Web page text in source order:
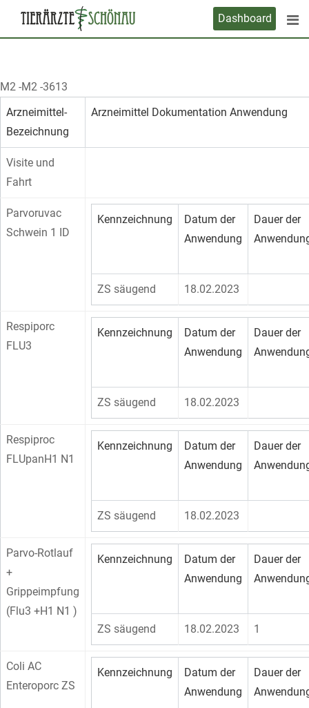
Dashboard
M2 -M2 -3613
Arzneimittel-
Bezeichnung
Arzneimittel Dokumentation Anwendung
Visite und
Fahrt
Parvoruvac
Schwein 1 ID
Kennzeichnung
Datum der
Anwendung
Dauer der
ZS säugend 18.02.2023
Respiporc
FLU3
Kennzeichnung
Datum der
Anwendung
Dauer der
ZS säugend 18.02.2023
Respiproc
FLUpanH1 N1
Kennzeichnung
Datum der
Anwendung
Dauer der
ZS säugend 18.02.2023
Parvo-Rotlauf
+
Grippeimpfung
(Flu3 +H1 N1 )
Kennzeichnung
Datum der
Anwendung
Dauer der
ZS säugend 18.02.2023 1
Coli AC
Enteroporc ZS
Kennzeichnung
Datum der
Anwendung
Dauer der